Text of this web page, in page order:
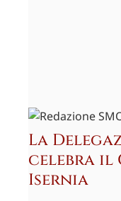
La
celebra il
Isernia